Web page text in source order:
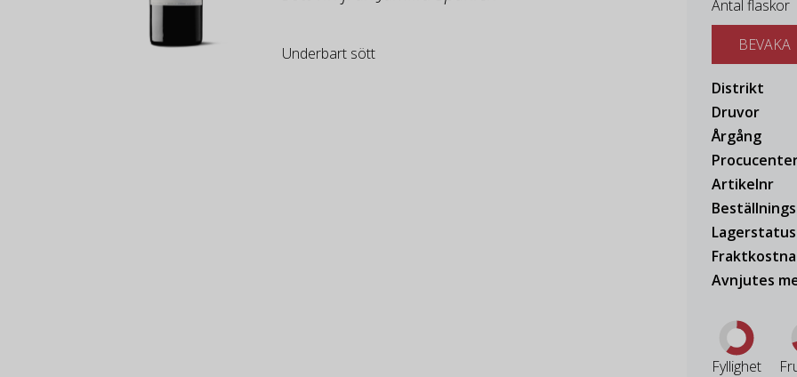
Underbart sött
Antal flaskor
BEVAKA
Distrikt
Druvor
Årgång
Artikelnr
Lagerstatus
Avnjutes
Fyllighet